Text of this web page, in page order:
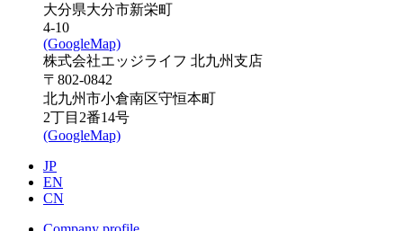
大分県大分市新栄町
4-10
(GoogleMap)
株式会社エッジライフ 北九州支店
〒802-0842
北九州市小倉南区守恒本町
2丁目2番14号
(GoogleMap)
JP
EN
CN